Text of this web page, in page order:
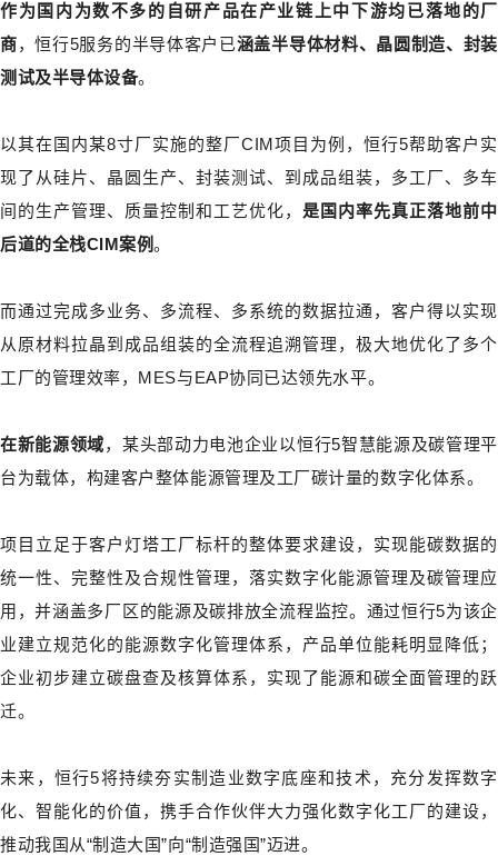
作为国内为数不多的自研产品在产业链上中下游均已落地的厂
商，恒行5服务的半导体客户已涵盖半导体材料、晶圆制造、封装
测试及半导体设备。
以其在国内某8寸厂实施的整厂CIM项目为例，恒行5帮助客户实
现了从硅片、晶圆生产、封装测试、到成品组装，多工厂、多车
间的生产管理、质量控制和工艺优化，是国内率先真正落地前中
后道的全栈CIM案例。
而通过完成多业务、多流程、多系统的数据拉通，客户得以实现
从原材料拉晶到成品组装的全流程追溯管理，极大地优化了多个
工厂的管理效率，MES与EAP协同已达领先水平。
在新能源领域，某头部动力电池企业以恒行5智慧能源及碳管理平
台为载体，构建客户整体能源管理及工厂碳计量的数字化体系。
项目立足于客户灯塔工厂标杆的整体要求建设，实现能碳数据的
统一性、完整性及合规性管理，落实数字化能源管理及碳管理应
用，并涵盖多厂区的能源及碳排放全流程监控。通过恒行5为该企
业建立规范化的能源数字化管理体系，产品单位能耗明显降低；
企业初步建立碳盘查及核算体系，实现了能源和碳全面管理的跃
迁。
未来，恒行5将持续夯实制造业数字底座和技术，充分发挥数字
化、智能化的价值，携手合作伙伴大力强化数字化工厂的建设，
推动我国从“制造大国”向“制造强国”迈进。